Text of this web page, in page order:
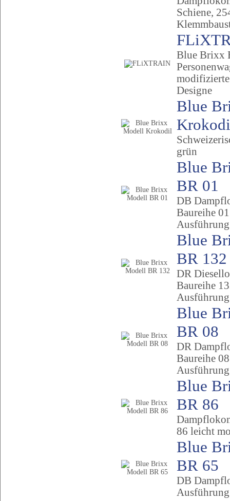
Schiene,
Blue Brixx
Designe
Blue
grün
Blue
BR 01
DB
Baureihe
Ausführung
Blue
BR 132
DR
Baureihe
Ausführung
Blue
BR 08
DR
Baureihe
Ausführung
Blue
BR 86
86 leicht
Blue
BR 65
DB
Ausführung